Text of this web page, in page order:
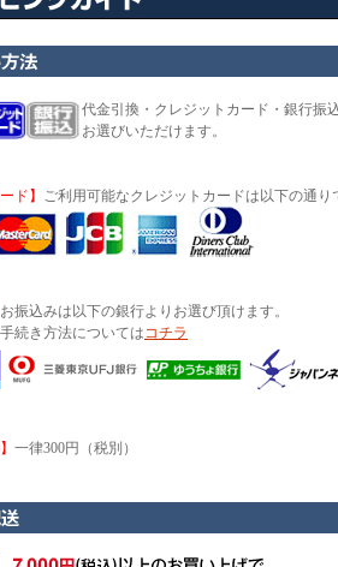
代金引換・クレジットカード・銀行振
お選びいただけます。
ド】 ご利用可能なクレジットカードは以下の通り
お振込みは以下の銀行よりお選び頂けます。
続き方法についてはコチラ
一律300円（税別）